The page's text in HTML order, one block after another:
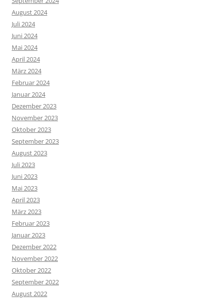
August 2024
Juli 2024
Juni 2024
Mai 2024
April 2024
März 2024
Februar 2024
Januar 2024
Dezember 2023
November 2023
Oktober 2023
September 2023
August 2023
Juli 2023
Juni 2023
Mai 2023
April 2023
März 2023
Februar 2023
Januar 2023
Dezember 2022
November 2022
Oktober 2022
September 2022
August 2022